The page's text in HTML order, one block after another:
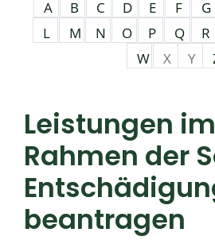
A B C D E F G
L
M N O P Q R
W
X Y
Leistungen im
Rahmen der
beantragen